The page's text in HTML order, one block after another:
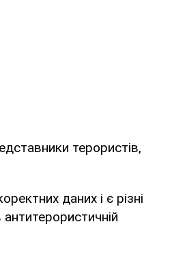
терористів,
даних і є різні